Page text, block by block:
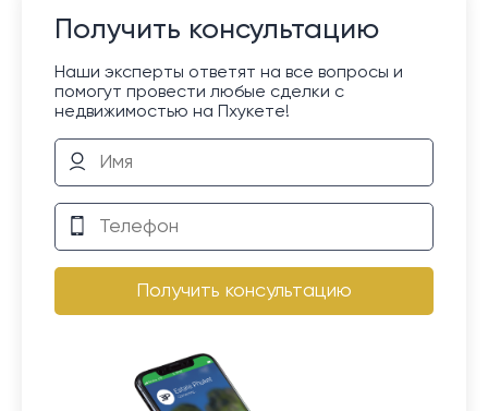
Получить консультацию
Наши эксперты ответят на все вопросы и
помогут провести любые сделки с
недвижимостью на Пхукете!
Получить консультацию